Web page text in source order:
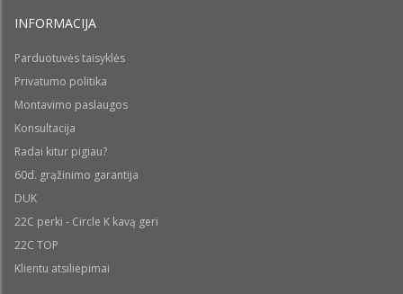
INFORMACIJA
Parduotuvės taisyklės
Privatumo politika
Montavimo paslaugos
Konsultacija
Radai kitur pigiau?
60d. grąžinimo garantija
DUK
22C perki - Circle K kavą geri
22C TOP
Klientu atsiliepimai